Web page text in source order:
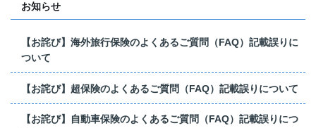
お知らせ
【お詫び】海外旅行保険のよくあるご質問（FAQ）記載誤りに
ついて
【お詫び】超保険のよくあるご質問（FAQ）記載誤りについて
【お詫び】自動車保険のよくあるご質問（FAQ）記載誤りにつ